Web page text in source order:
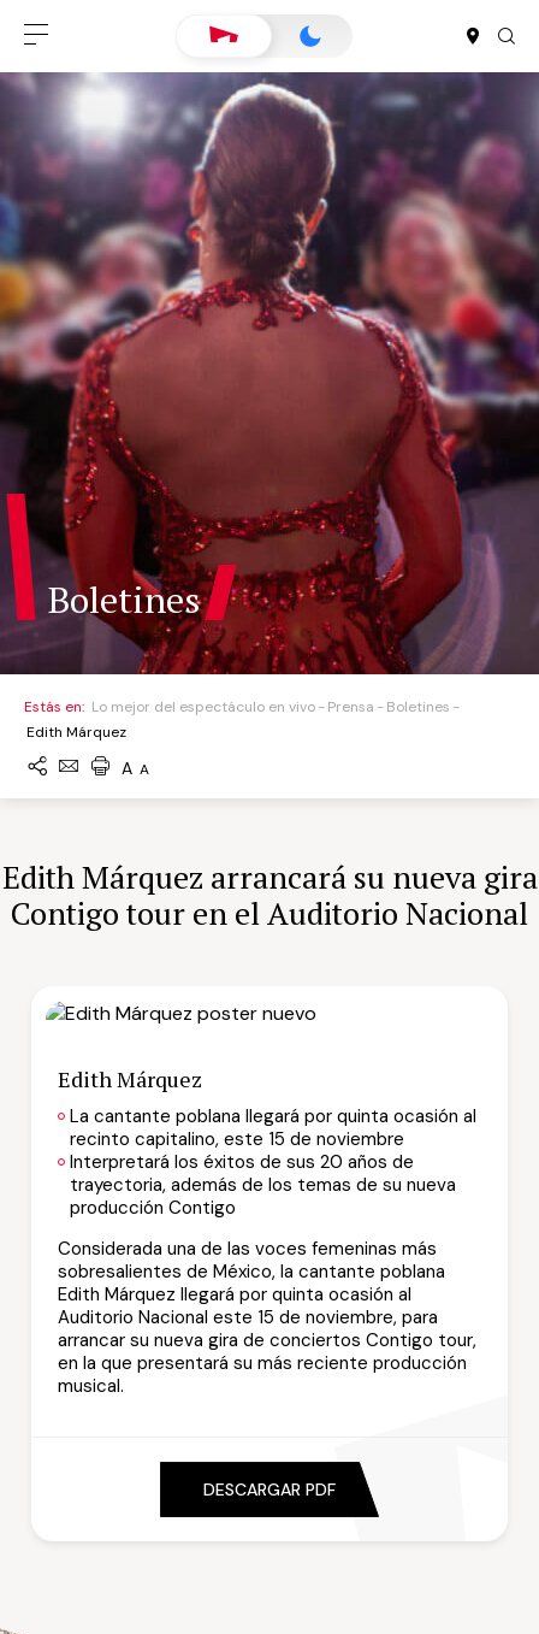
Boletines
Estás en: Lo mejor del espectáculo en vivo Prensa
Boletines
Edith Márquez
A A
Edith Márquez arrancará su nueva gira
Contigo tour en el Auditorio Nacional
Edith Márquez
La cantante poblana llegará por quinta ocasión al
recinto capitalino, este 15 de noviembre
Interpretará los éxitos de sus 20 años de
trayectoria, además de los temas de su nueva
producción Contigo
Considerada una de las voces femeninas más
sobresalientes de México, la cantante poblana
Edith Márquez llegará por quinta ocasión al
Auditorio Nacional este 15 de noviembre, para
arrancar su nueva gira de conciertos Contigo tour,
en la que presentará su más reciente producción
musical.
DESCARGAR PDF